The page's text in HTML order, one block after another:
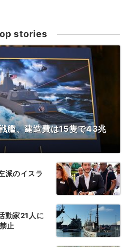
stories
艦、建造費は15隻で43兆
派のイスラ
動家21人に
止